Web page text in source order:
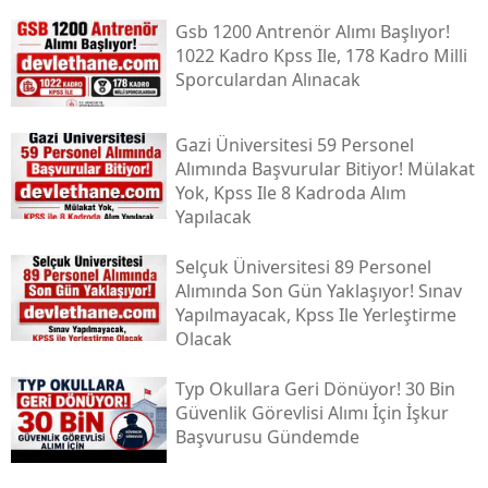
Gsb 1200 Antrenör Alımı Başlıyor!
1022 Kadro Kpss Ile, 178 Kadro Milli
Sporculardan Alınacak
Gazi Üniversitesi 59 Personel
Alımında Başvurular Bitiyor! Mülakat
Yok, Kpss Ile 8 Kadroda Alım
Yapılacak
Selçuk Üniversitesi 89 Personel
Alımında Son Gün Yaklaşıyor! Sınav
Yapılmayacak, Kpss Ile Yerleştirme
Olacak
Typ Okullara Geri Dönüyor! 30 Bin
Güvenlik Görevlisi Alımı İçin İşkur
Başvurusu Gündemde